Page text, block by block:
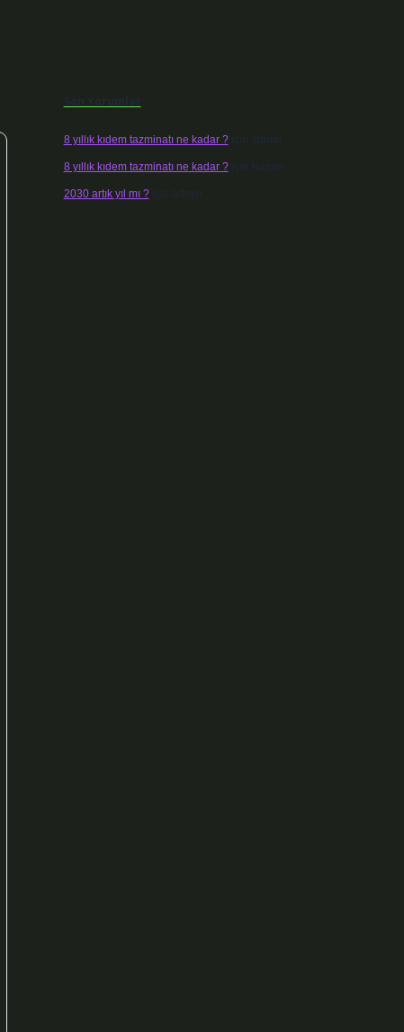
Son Yorumlar
8 yıllık kıdem tazminatı ne kadar ?için admin
8 yıllık kıdem tazminatı ne kadar ?için Nazan
2030 artık yıl mı ?için admin